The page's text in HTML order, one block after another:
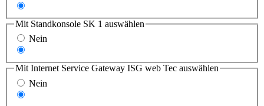
Mit Standkonsole SK 1 auswählen
Nein
Mit Internet Service Gateway ISG web Tec auswählen
Nein